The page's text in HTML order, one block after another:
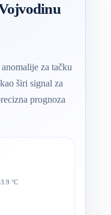
za tačku
širi signal za
prognoza
°C